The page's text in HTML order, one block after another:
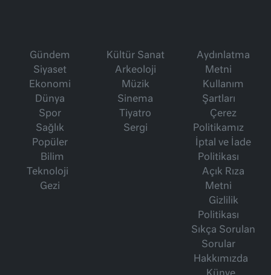
Gündem
Siyaset
Ekonomi
Dünya
Spor
Sağlık
Popüler
Bilim
Teknoloji
Gezi
Kültür Sanat
Arkeoloji
Müzik
Sinema
Tiyatro
Sergi
Aydınlatma
Metni
Kullanım
Şartları
Çerez
Politikamız
İptal ve İade
Politikası
Açık Rıza
Metni
Gizlilik
Politikası
Sıkça Sorulan
Sorular
Hakkımızda